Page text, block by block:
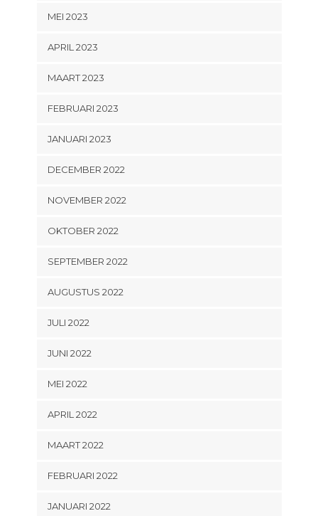
MEI 2023
APRIL 2023
MAART 2023
FEBRUARI 2023
JANUARI 2023
DECEMBER 2022
NOVEMBER 2022
OKTOBER 2022
SEPTEMBER 2022
AUGUSTUS 2022
JULI 2022
JUNI 2022
MEI 2022
APRIL 2022
MAART 2022
FEBRUARI 2022
JANUARI 2022